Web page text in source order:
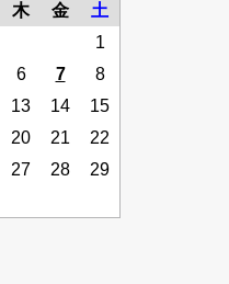
木 金
土
1
6 7
8
13 14
15
20 21
22
27 28
29